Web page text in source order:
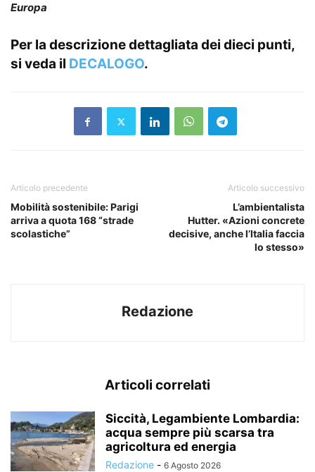
Europa
Per la descrizione dettagliata dei dieci punti,
si veda il DECALOGO.
Articolo precedente
Mobilità sostenibile: Parigi
arriva a quota 168 “strade
scolastiche”
Articolo successivo
L’ambientalista
Hutter. «Azioni concrete
decisive, anche l’Italia faccia
lo stesso»
Redazione
Articoli correlati
Siccità, Legambiente Lombardia:
acqua sempre più scarsa tra
agricoltura ed energia
Redazione - 6 Agosto 2026